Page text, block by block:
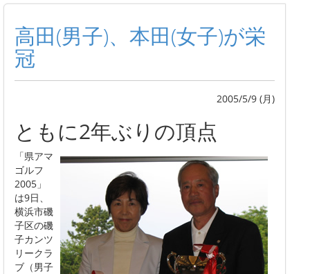
高田(男子)、本田(女子)が栄
冠
2005/5/9 (月)
ともに2年ぶりの頂点
「県アマ
ゴルフ
2005」
は9日、
横浜市磯
子区の磯
子カンツ
リークラ
ブ（男子